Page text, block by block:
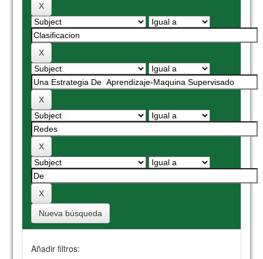
Nueva búsqueda
Añadir filtros: